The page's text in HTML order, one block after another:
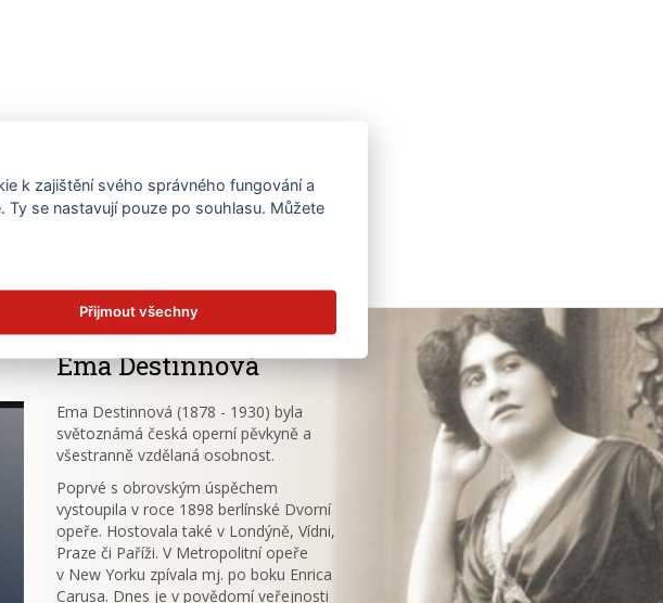
Ema Destinnová
Ema Destinnová (1878 - 1930) byla
světoznámá česká operní pěvkyně a
všestranně vzdělaná osobnost.
Poprvé s obrovským úspěchem
vystoupila v roce 1898 berlínské Dvorní
opeře. Hostovala také v Londýně, Vídni,
Praze či Paříži. V Metropolitní opeře
v New Yorku zpívala mj. po boku Enrica
Carusa. Dnes je v povědomí veřejnosti
k zajištění svého správného fungování a
se nastavují pouze po souhlasu. Můžete
Přijmout všechny